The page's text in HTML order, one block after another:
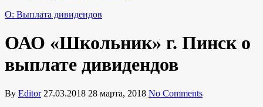
O: Выплата дивидендов
ОАО «Школьник» г. Пинск о
выплате дивидендов
By Editor 27.03.2018 28 марта, 2018 No Comments